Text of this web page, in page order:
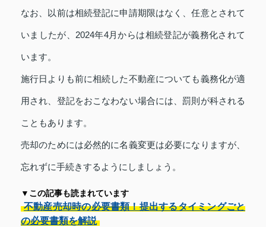
なお、以前は相続登記に申請期限はなく、任意とされて
いましたが、2024年4月からは相続登記が義務化されて
います。
施行日よりも前に相続した不動産についても義務化が適
用され、登記をおこなわない場合には、罰則が科される
こともあります。
売却のためには必然的に名義変更は必要になりますが、
忘れずに手続きするようにしましょう。
▼この記事も読まれています
不動産売却時の必要書類！提出するタイミングごと
の必要書類を解説